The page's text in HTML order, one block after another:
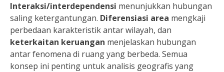
Interaksi/interdependensi menunjukkan hubungan
saling ketergantungan. Diferensiasi area mengkaji
perbedaan karakteristik antar wilayah, dan
keterkaitan keruangan menjelaskan hubungan
antar fenomena di ruang yang berbeda. Semua
konsep ini penting untuk analisis geografis yang